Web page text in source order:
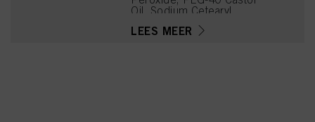
Oil, Sodium Cetearyl
Potassium Hydroxide,
LEES MEER